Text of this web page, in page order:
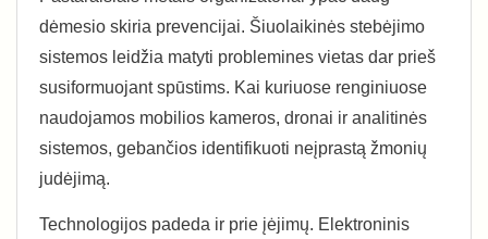
dėmesio skiria prevencijai. Šiuolaikinės stebėjimo
sistemos leidžia matyti problemines vietas dar prieš
susiformuojant spūstims. Kai kuriuose renginiuose
naudojamos mobilios kameros, dronai ir analitinės
sistemos, gebančios identifikuoti neįprastą žmonių
judėjimą.
Technologijos padeda ir prie įėjimų. Elektroninis